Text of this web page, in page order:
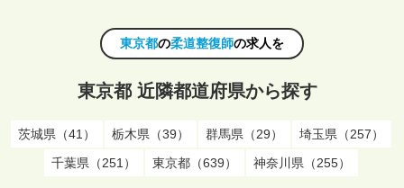
東京都の柔道整復師の求人を
東京都 近隣都道府県から探す
茨城県（41） 栃木県（39） 群馬県（29）
埼玉県（257）
千葉県（251）
東京都（639） 神奈川県（255）